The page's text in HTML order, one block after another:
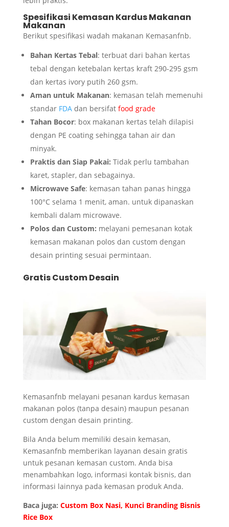
Spesifikasi Kemasan Kardus Makanan
Makanan
Berikut spesifikasi wadah makanan Kemasanfnb.
Bahan Kertas Tebal: terbuat dari bahan kertas
tebal dengan ketebalan kertas kraft290-295 gsm
dan kertas ivory putih 260 gsm.
Aman untuk Makanan: kemasan telah memenuhi
standar FDAdan bersifat food grade
Tahan Bocor: box makanan kertas telah dilapisi
dengan PE coating sehingga tahan air dan
minyak.
Praktis dan Siap Pakai: Tidak perlu tambahan
karet, stapler, dan sebagainya.
Microwave Safe: kemasan tahan panas hingga
100°C selama 1 menit, aman. untuk dipanaskan
kembali dalam microwave.
Polos dan Custom: melayani pemesanan kotak
kemasan makanan polos dan custom dengan
desain printing sesuai permintaan.
Gratis Custom Desain
Kemasanfnb melayani pesanan kardus kemasan
makanan polos (tanpa desain) maupun pesanan
custom dengan desain printing.
Bila Anda belum memiliki desain kemasan,
Kemasanfnb memberikan layanan desain gratis
untuk pesanan kemasan custom. Anda bisa
menambahkan logo, informasi kontak bisnis, dan
informasi lainnya pada kemasan produk Anda.
Baca juga: Custom Box Nasi, Kunci Branding Bisnis
Rice Box